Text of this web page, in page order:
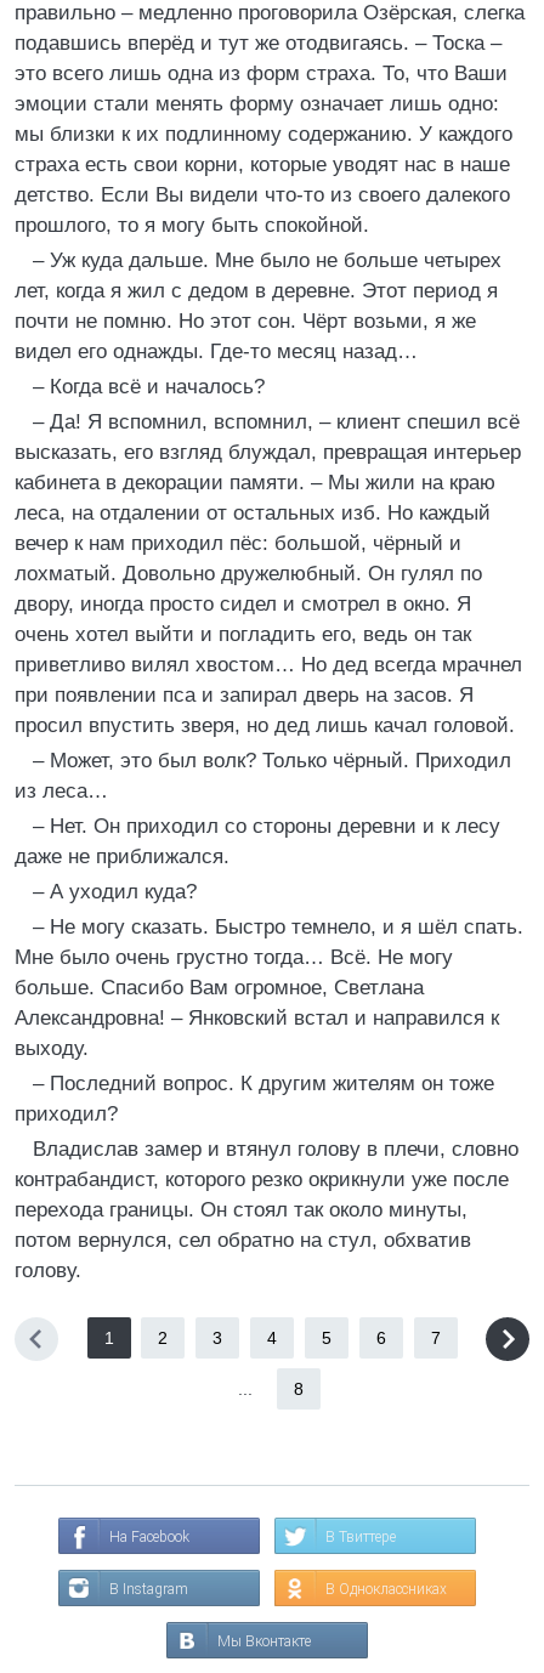
правильно – медленно проговорила Озёрская, слегка
подавшись вперёд и тут же отодвигаясь. – Тоска –
это всего лишь одна из форм страха. То, что Ваши
эмоции стали менять форму означает лишь одно:
мы близки к их подлинному содержанию. У каждого
страха есть свои корни, которые уводят нас в наше
детство. Если Вы видели что-то из своего далекого
прошлого, то я могу быть спокойной.
– Уж куда дальше. Мне было не больше четырех
лет, когда я жил с дедом в деревне. Этот период я
почти не помню. Но этот сон. Чёрт возьми, я же
видел его однажды. Где-то месяц назад…
– Когда всё и началось?
– Да! Я вспомнил, вспомнил, – клиент спешил всё
высказать, его взгляд блуждал, превращая интерьер
кабинета в декорации памяти. – Мы жили на краю
леса, на отдалении от остальных изб. Но каждый
вечер к нам приходил пёс: большой, чёрный и
лохматый. Довольно дружелюбный. Он гулял по
двору, иногда просто сидел и смотрел в окно. Я
очень хотел выйти и погладить его, ведь он так
приветливо вилял хвостом… Но дед всегда мрачнел
при появлении пса и запирал дверь на засов. Я
просил впустить зверя, но дед лишь качал головой.
– Может, это был волк? Только чёрный. Приходил
из леса…
– Нет. Он приходил со стороны деревни и к лесу
даже не приближался.
– А уходил куда?
– Не могу сказать. Быстро темнело, и я шёл спать.
Мне было очень грустно тогда… Всё. Не могу
больше. Спасибо Вам огромное, Светлана
Александровна! – Янковский встал и направился к
выходу.
– Последний вопрос. К другим жителям он тоже
приходил?
Владислав замер и втянул голову в плечи, словно
контрабандист, которого резко окрикнули уже после
перехода границы. Он стоял так около минуты,
потом вернулся, сел обратно на стул, обхватив
голову.
1 2 3 4 5 6 7
8
На Facebook В Твиттере
В Instagram В Одноклассниках
Мы Вконтакте